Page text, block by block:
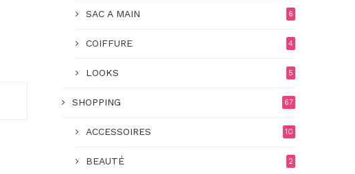
SAC A MAIN 6
COIFFURE 4
LOOKS 5
SHOPPING 67
ACCESSOIRES 10
BEAUTÉ 2